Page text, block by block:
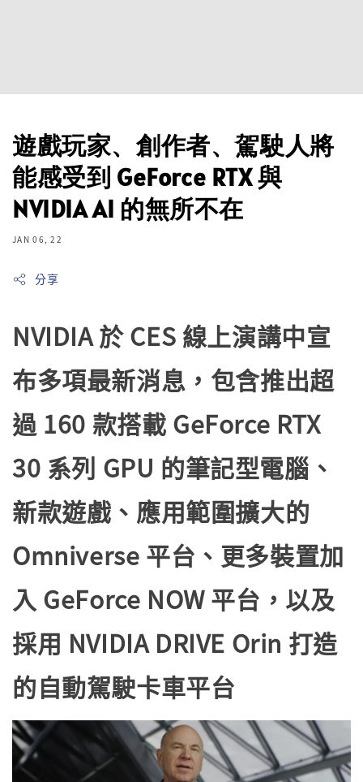
遊戲玩家、創作者、駕駛人將
能感受到 GeForce RTX 與
NVIDIA AI 的無所不在
JAN 06, 22
分享
NVIDIA於 CES 線上演講中宣
布多項最新消息，包含推出超
過 160 款搭載 GeForce RTX
30 系列 GPU 的筆記型電腦、
新款遊戲、應用範圍擴大的
Omniverse 平台、更多裝置加
入 GeForce NOW 平台，以及
採用 NVIDIA DRIVE Orin 打造
的自動駕駛卡車平台